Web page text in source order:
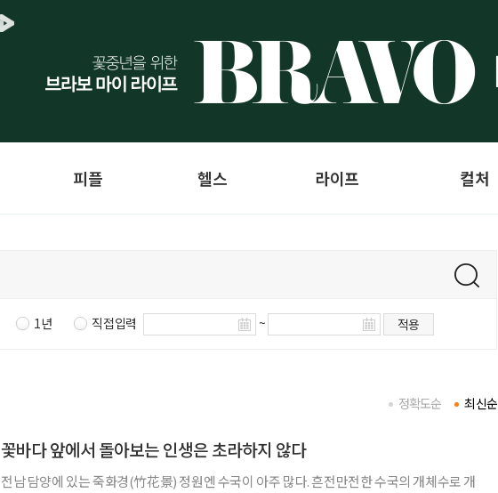
피플 헬스 라이프 컬처
1년 직접입력 ~ 적용
최신순
정확도순
꽃바다 앞에서 돌아보는 인생은 초라하지 않다
전남 담양에 있는 죽화경(竹花景) 정원엔 수국이 아주 많다. 흔전만전한 수국의 개체수로 개